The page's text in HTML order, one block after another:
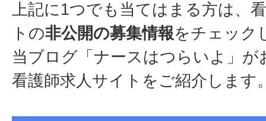
上記に1つでも当てはまる方は、
トの非公開の募集情報をチェック
当ブログ「ナースはつらいよ」が
看護師求人サイトをご紹介します